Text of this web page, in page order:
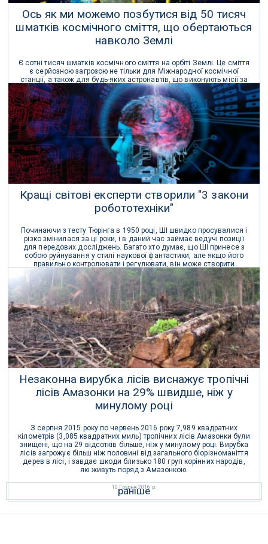
Ось як ми можемо позбутися від 50 тисяч
шматків космічного сміття, що обертаються
навколо Землі
Є сотні тисяч шматків космічного сміття на орбіті Землі. Це сміття
є серйозною загрозою не тільки для Міжнародної космічної
станції, а також для будь-яких астронавтів, що виконують місії за
межами станції.
09 Квітня 2017 р.
Кращі світові експерти створили "3 закони
робототехніки"
Починаючи з тесту Тюрінга в 1950 році, ШІ швидко просувалися і
різко змінилася за ці роки, і в даний час займає ведучі позиції
для передових досліджень. Багато хто думає, що ШІ принесе з
собою руйнування у стилі наукової фантастики, але якщо його
правильно контролювати і регулювати, він може створити
неймовірні позитивні зміни.
01 Лютого 2017 р.
Незаконна вирубка лісів виснажує тропічні
лісів Амазонки на 29% швидше, ніж у
минулому році
З серпня 2015 року по червень 2016 року 7,989 квадратних
кілометрів (3,085 квадратних миль) тропічних лісів Амазонки були
знищені, що на 29 відсотків більше, ніж у минулому році. Вирубка
лісів загрожує більш ніж половині від загального біорізноманіття
дерев в лісі, і завдає шкоди близько 180 груп корінних народів,
які живуть поряд з Амазонкою.
10 Грудня 2016 р.
раніше